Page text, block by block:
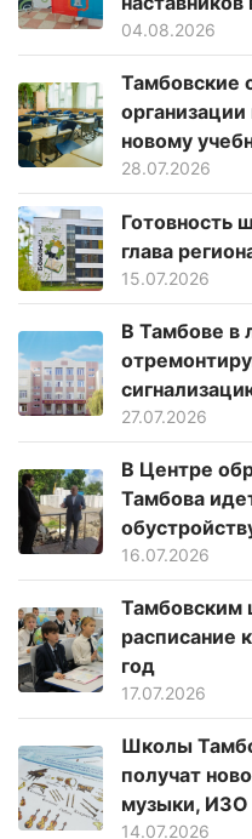
04.08.2026
Тамбовские
новому
28.07.2026
Готовность
глава
15.07.2026
В Тамбове в
27.07.2026
В Центре
Тамбова
16.07.2026
Тамбовским
расписание
год
17.07.2026
Школы
получат
музыки, ИЗО
14.07.2026